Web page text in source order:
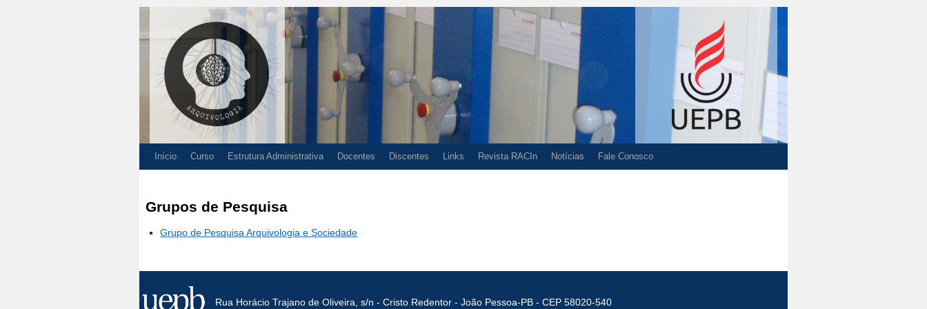
Início Curso Estrutura Administrativa Docentes Discentes Links Revista RACIn Notícias Fale Conosco
Grupos de Pesquisa
Grupo de Pesquisa Arquivologia e Sociedade
Rua Horácio Trajano de Oliveira, s/n - Cristo Redentor - João Pessoa-PB - CEP 58020-540